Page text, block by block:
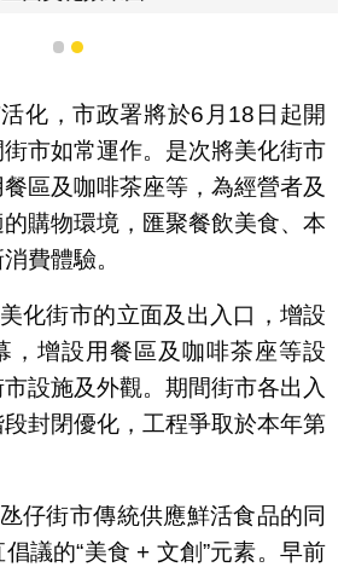
1 2
化，市政署將於6月18日起開
市如常運作。是次將美化街市
區及咖啡茶座等，為經營者及
購物環境，匯聚餐飲美食、本
費體驗。
化街市的立面及出入口，增設
，增設用餐區及咖啡茶座等設
設施及外觀。期間街市各出入
封閉優化，工程爭取於本年第
仔街市傳統供應鮮活食品的同
議的“美食 + 文創”元素。早前